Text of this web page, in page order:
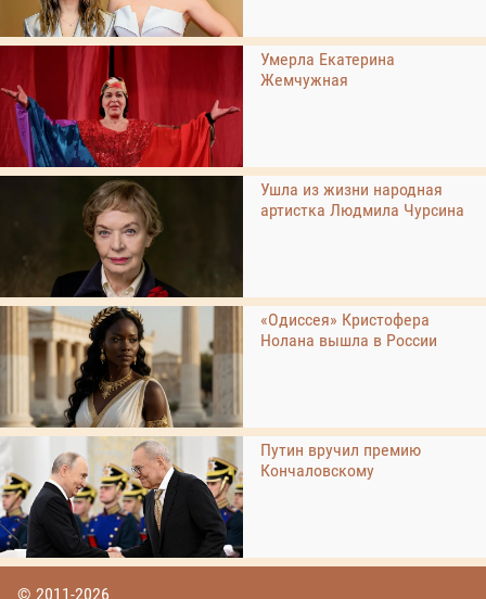
Умерла Екатерина
Жемчужная
Ушла из жизни народная
артистка Людмила Чурсина
«Одиссея» Кристофера
Нолана вышла в России
Путин вручил премию
Кончаловскому
© 2011-2026